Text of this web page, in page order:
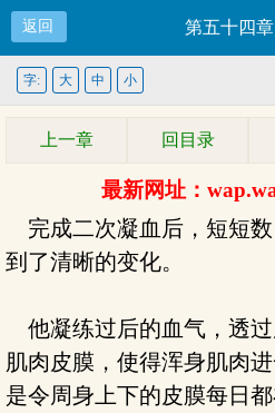
返回 第五十四
字: 大 中 小
上一章 回目录
最新网址：
完成二次凝血后，短短
到了清晰的变化。
他凝练过后的血气，透
肌肉皮膜，使得浑身肌肉
是令周身上下的皮膜每日都